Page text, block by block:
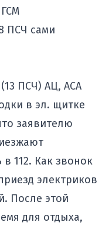
ПСЧ сами
ПСЧ) АЦ, АСА
в эл. щитке
заявителю
112. Как звонок
электриков
После этой
для отдыха,